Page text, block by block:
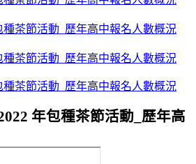
種茶節活動_歷年高中報名人數概況
種茶節活動_歷年高中報名人數概況
種茶節活動_歷年高中報名人數概況
年包種茶節活動_歷年高